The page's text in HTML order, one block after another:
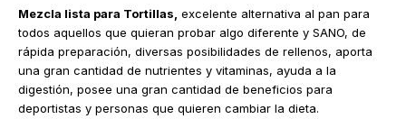
Mezcla lista para Tortillas, excelente alternativa al pan para
todos aquellos que quieran probar algo diferente y SANO, de
rápida preparación, diversas posibilidades de rellenos, aporta
una gran cantidad de nutrientes y vitaminas, ayuda a la
digestión, posee una gran cantidad de beneficios para
deportistas y personas que quieren cambiar la dieta.